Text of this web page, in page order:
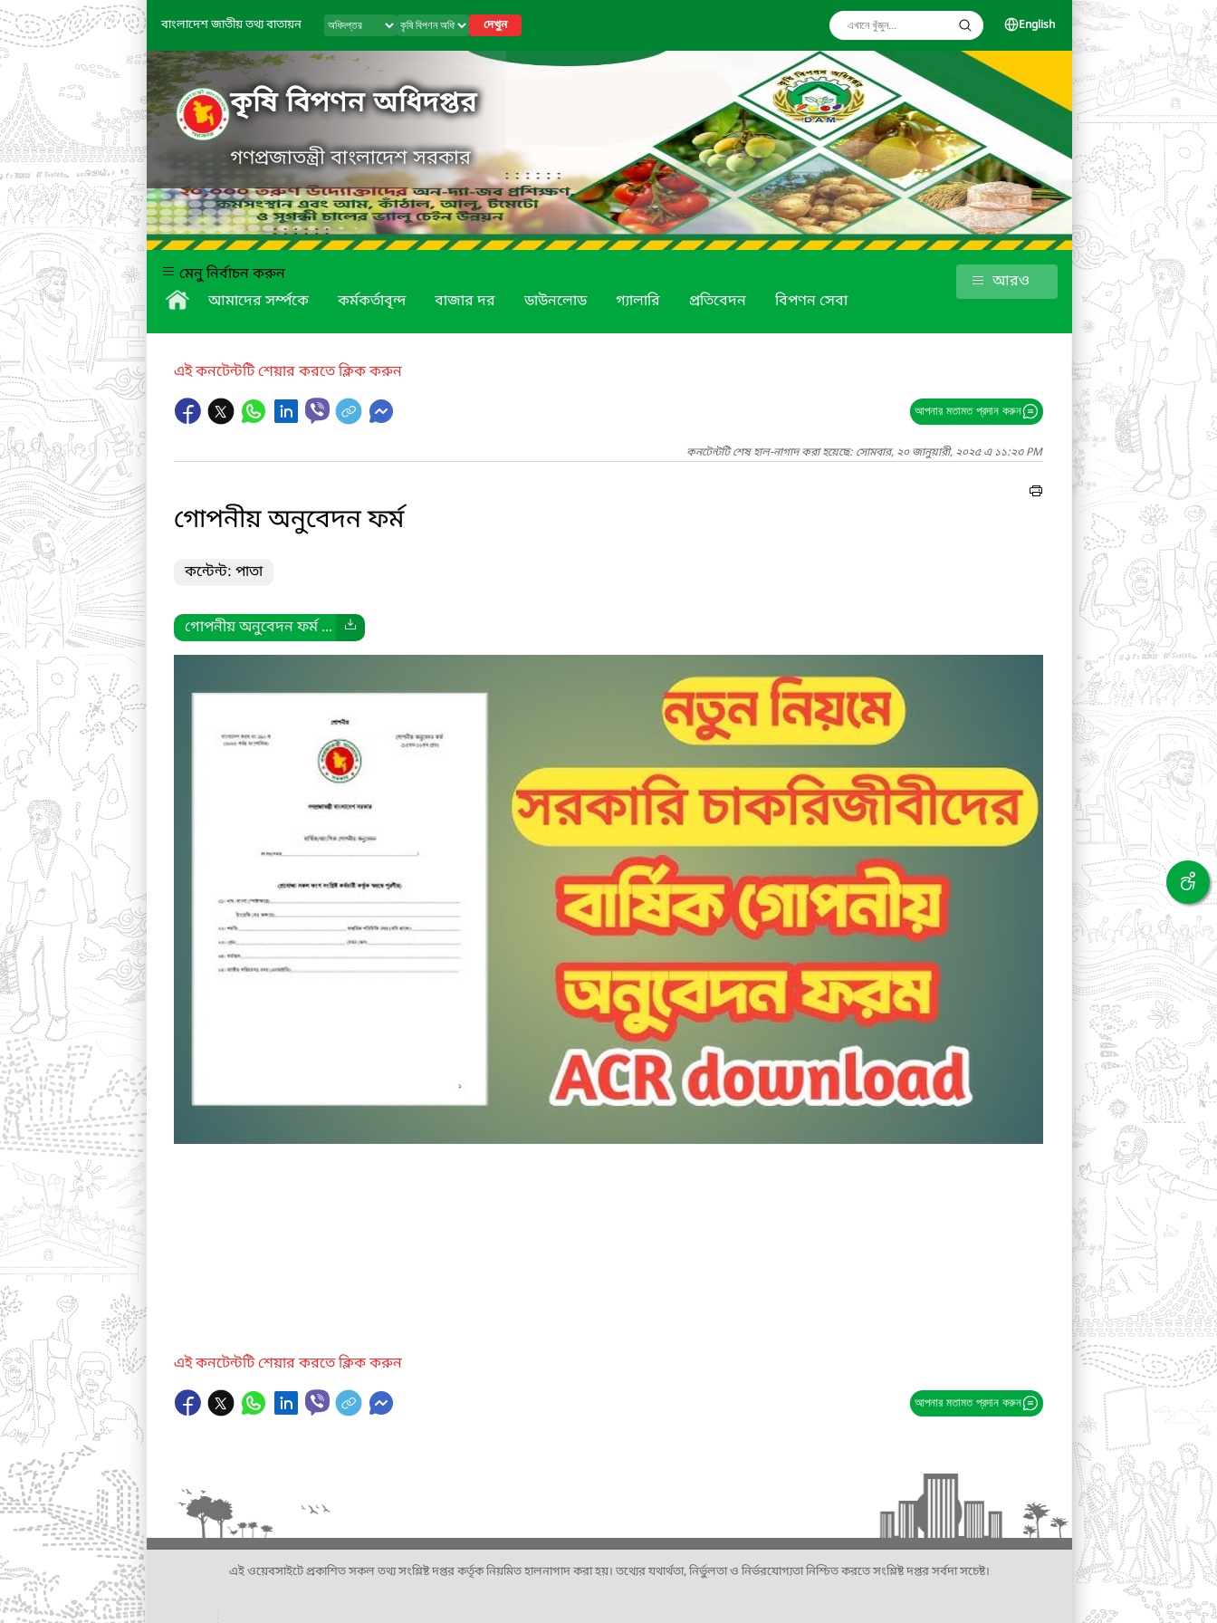
বাংলাদেশ জাতীয় তথ্য বাতায়ন দেখুন English
কৃষি বিপণন অধিদপ্তর
গণপ্রজাতন্ত্রী বাংলাদেশ সরকার
মেনু নির্বাচন করুন
আমাদের সর্ম্পকে
কর্মকর্তাবৃন্দ বাজার দর ডাউনলোড গ্যালারি প্রতিবেদন বিপণন সেবা
আরও
এই কনটেন্টটি শেয়ার করতে ক্লিক করুন
আপনার মতামত প্রদান করুন
কনটেন্টটি শেষ হাল-নাগাদ করা হয়েছে: সোমবার, ২০ জানুয়ারী, ২০২৫ এ ১১:২৩ PM
গোপনীয় অনুবেদন ফর্ম
কন্টেন্ট: পাতা
গোপনীয় অনুবেদন ফর্ম ...
এই কনটেন্টটি শেয়ার করতে ক্লিক করুন
আপনার মতামত প্রদান করুন
এই ওয়েবসাইটে প্রকাশিত সকল তথ্য সংশ্লিষ্ট দপ্তর কর্তৃক নিয়মিত হালনাগাদ করা হয়। তথ্যের যথার্থতা, নির্ভুলতা ও নির্ভরযোগ্যতা নিশ্চিত করতে সংশ্লিষ্ট দপ্তর সর্বদা সচেষ্ট।